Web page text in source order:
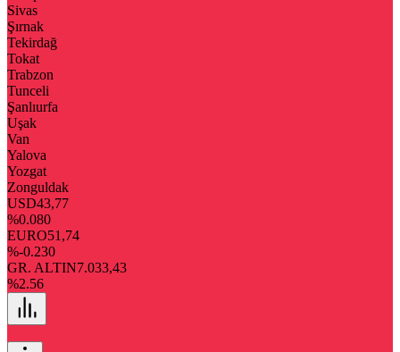
Sivas
Şırnak
Tekirdağ
Tokat
Trabzon
Tunceli
Şanlıurfa
Uşak
Van
Yalova
Yozgat
Zonguldak
USD43,77
%0.080
EURO51,74
%-0.230
GR. ALTIN7.033,43
%2.56